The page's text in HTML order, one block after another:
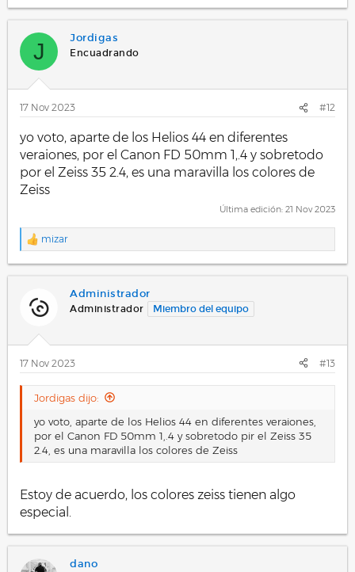
J
Jordigas
Encuadrando
17 Nov 2023 #12
yo voto, aparte de los Helios 44 en diferentes
veraiones, por el Canon FD 50mm 1,.4 y sobretodo
por el Zeiss 35 2.4, es una maravilla los colores de
Zeiss
Última edición: 21 Nov 2023
R
a
e
s
:
mizar
Administrador
Administrador Miembro del equipo
17 Nov 2023 #13
Jordigas dijo:
yo voto, aparte de los Helios 44 en diferentes veraiones,
por el Canon FD 50mm 1,.4 y sobretodo pir el Zeiss 35
2.4, es una maravilla los colores de Zeiss
Estoy de acuerdo, los colores zeiss tienen algo
especial.
dano